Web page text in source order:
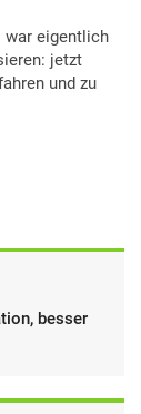
war eigentlich
jetzt
und zu
besser